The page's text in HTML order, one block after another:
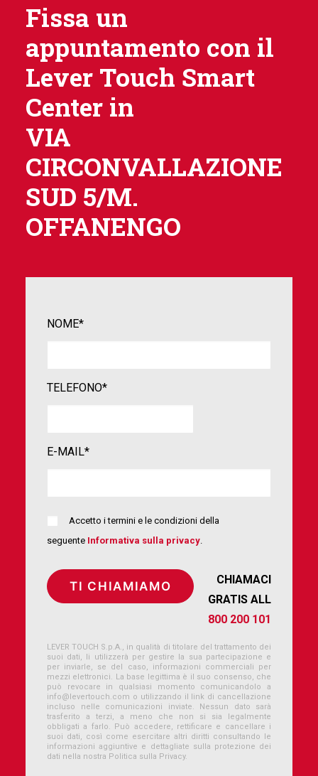
Fissa un
appuntamento con il
Lever Touch Smart
Center in
VIA
CIRCONVALLAZIONE
SUD 5/M.
OFFANENGO
NOME*
TELEFONO*
E-MAIL*
Accetto i termini e le condizioni della
seguente Informativa sulla privacy.
CHIAMACI
GRATIS ALL
800 200 101
LEVER TOUCH S.p.A., in qualità di titolare del trattamento dei
suoi dati, li utilizzerà per gestire la sua partecipazione e
per inviarle, se del caso, informazioni commerciali per
mezzi elettronici. La base legittima è il suo consenso, che
può revocare in qualsiasi momento comunicandolo a
info@levertouch.com o utilizzando il link di cancellazione
incluso nelle comunicazioni inviate. Nessun dato sarà
trasferito a terzi, a meno che non si sia legalmente
obbligati a farlo. Può accedere, rettificare e cancellare i
suoi dati, così come esercitare altri diritti consultando le
informazioni aggiuntive e dettagliate sulla protezione dei
dati nella nostra Politica sulla Privacy.